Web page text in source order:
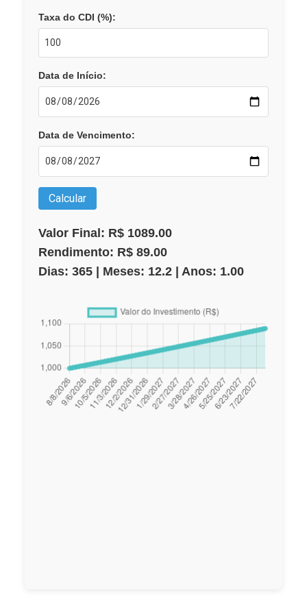
Taxa do CDI (%):
Data de Início:
Data de Vencimento:
Calcular
Valor Final: R$ 1089.00
Rendimento: R$ 89.00
Dias: 365 | Meses: 12.2 | Anos: 1.00